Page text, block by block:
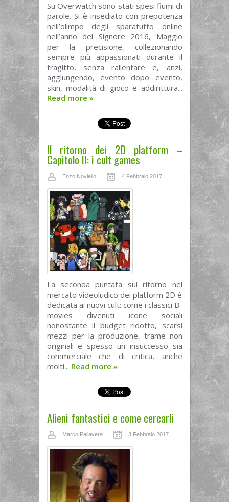
Su Overwatch sono stati spesi fiumi di
parole. Si è insediato con prepotenza
nell’olimpo degli sparatutto online
nell’anno del Signore 2016, Maggio
per la precisione, collezionando
sempre più appassionati durante il
tragitto, senza rallentare e, anzi,
aggiungendo, evento dopo evento,
skin, modalità di gioco e addirittura...
Read more »
Il ritorno dei 2D platform –
Capitolo II: i cult games
Enzo Noviello 4 Febbraio 2017
La seconda puntata sul ritorno nel
mercato videoludico dei platform 2D è
dedicata ai nuovi cult: come i classici B-
movies divenuti icone sociali
nonostante il budget ridotto, scarsi
mezzi per la produzione, trame non
originali e spesso un insuccesso sia
commerciale che di critica, anche
molti... Read more »
Alieni fantastici e come cercarli
Marco Pallavera 3 Febbraio 2017